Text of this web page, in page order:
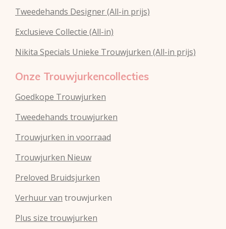
Tweedehands Designer (All-in prijs)
Exclusieve Collectie (All-in)
Nikita Specials Unieke Trouwjurken (All-in prijs)
Onze Trouwjurkencollecties
Goedkope Trouwjurken
Tweedehands trouwjurken
Trouwjurken in voorraad
Trouwjurken Nieuw
Preloved Bruidsjurken
Verhuur van trouwjurken
Plus size trouwjurken